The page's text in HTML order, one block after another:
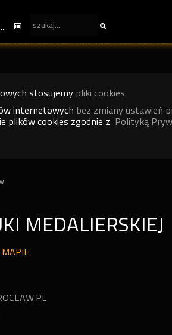
kalendarz
stosujemy pliki cookies.
internetowych bez zmiany ustawień
plików cookies zgodnie z Polityką
MEDALIERSKIEJ